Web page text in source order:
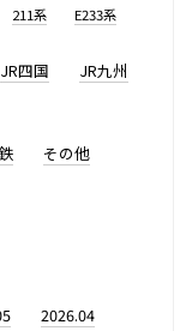
211系 E233系
JR四国 JR九州
その他
2026.04